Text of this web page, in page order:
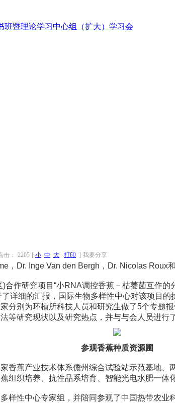
暨理论学习中心组（扩大）学习会
： 2205 [ 小 中 大 打印 ] 我要分享
Dr. Inge Van den Bergh，Dr. Nicolas Roux
研究项目“小RNA调控香蕉－枯萎菌互作的
详细的汇报，国际生物多样性中心对该项目
分别为环植所科技人员和研究生做了5个专题
等研究现状以及研究热点，并与与会人员进行
参观香蕉种质资源圃
蕉产业技术体系儋州综合试验站示范基地、
组织培养、抗性品系培育、智能光电水肥一体
性中心专家组，并陪同参观了中国热带农业